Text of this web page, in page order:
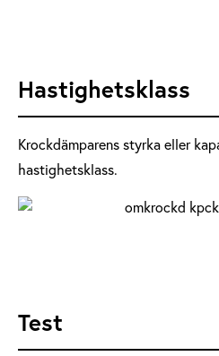
Hastighetsklass
Krockdämparens styrka eller
hastighetsklass.
Test